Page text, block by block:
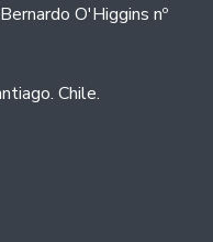
O'Higgins nº
Chile.